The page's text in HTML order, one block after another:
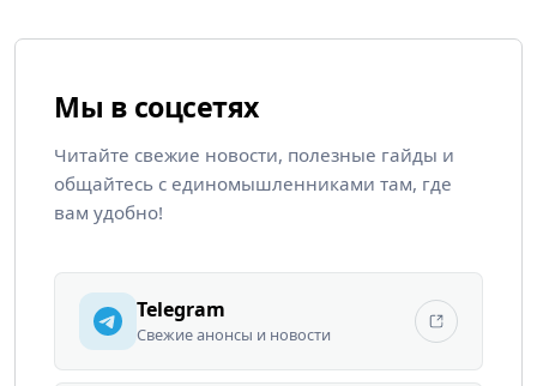
Мы в соцсетях
Читайте свежие новости, полезные гайды и
общайтесь с единомышленниками там, где
вам удобно!
Telegram
Свежие анонсы и новости